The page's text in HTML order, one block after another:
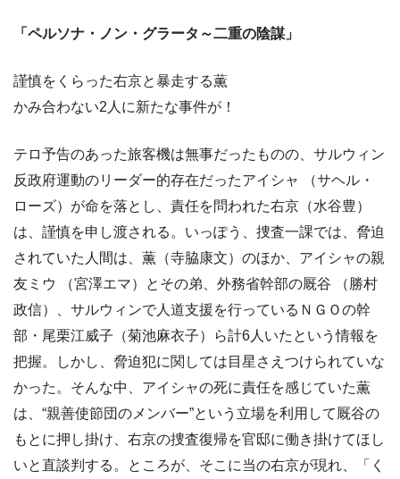
「ペルソナ・ノン・グラータ～二重の陰謀」
謹慎をくらった右京と暴走する薫
かみ合わない2人に新たな事件が！
テロ予告のあった旅客機は無事だったものの、サルウィン
反政府運動のリーダー的存在だったアイシャ （サヘル・
ローズ）が命を落とし、責任を問われた右京（水谷豊）
は、謹慎を申し渡される。いっぽう、捜査一課では、脅迫
されていた人間は、薫（寺脇康文）のほか、アイシャの親
友ミウ （宮澤エマ）とその弟、外務省幹部の厩谷 （勝村
政信）、サルウィンで人道支援を行っているＮＧＯの幹
部・尾栗江威子（菊池麻衣子）ら計6人いたという情報を
把握。しかし、脅迫犯に関しては目星さえつけられていな
かった。そんな中、アイシャの死に責任を感じていた薫
は、“親善使節団のメンバー”という立場を利用して厩谷の
もとに押し掛け、右京の捜査復帰を官邸に働き掛けてほし
いと直談判する。ところが、そこに当の右京が現れ、「く